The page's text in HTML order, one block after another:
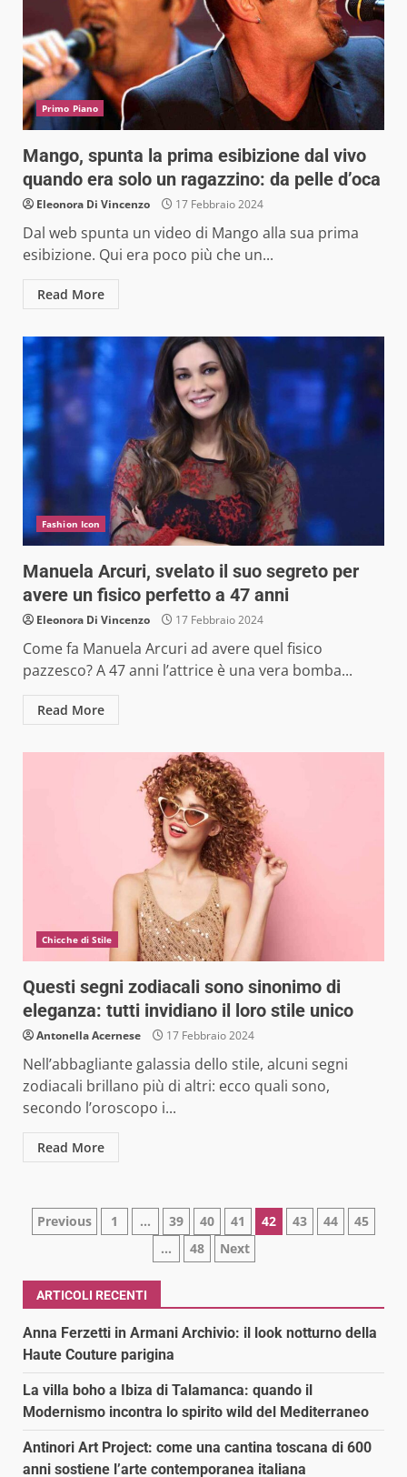
Primo Piano
Mango, spunta la prima esibizione dal vivo
quando era solo un ragazzino: da pelle d’oca
Eleonora Di Vincenzo 17 Febbraio 2024
Dal web spunta un video di Mango alla sua prima
esibizione. Qui era poco più che un...
Read More
Fashion Icon
Manuela Arcuri, svelato il suo segreto per
avere un fisico perfetto a 47 anni
Eleonora Di Vincenzo 17 Febbraio 2024
Come fa Manuela Arcuri ad avere quel fisico
pazzesco? A 47 anni l’attrice è una vera bomba...
Read More
Chicche di Stile
Questi segni zodiacali sono sinonimo di
eleganza: tutti invidiano il loro stile unico
Antonella Acernese 17 Febbraio 2024
Nell’abbagliante galassia dello stile, alcuni segni
zodiacali brillano più di altri: ecco quali sono,
secondo l’oroscopo i...
Read More
Paginazione
articoli
Previous 1 … 39 40 41 42 43 44
45
…
48 Next
ARTICOLI RECENTI
Anna Ferzetti in Armani Archivio: il look notturno della
Haute Couture parigina
La villa boho a Ibiza di Talamanca: quando il
Modernismo incontra lo spirito wild del Mediterraneo
Antinori Art Project: come una cantina toscana di 600
anni sostiene l’arte contemporanea italiana